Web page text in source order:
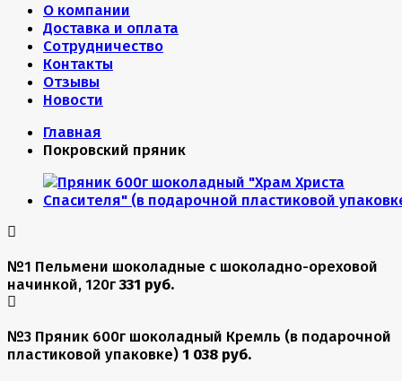
О компании
Доставка и оплата
Сотрудничество
Контакты
Отзывы
Новости
Главная
Покровский пряник
№1 Пельмени шоколадные с шоколадно-ореховой
начинкой, 120г331 руб.
№3 Пряник 600г шоколадный Кремль (в подарочной
пластиковой упаковке) 1 038 руб.